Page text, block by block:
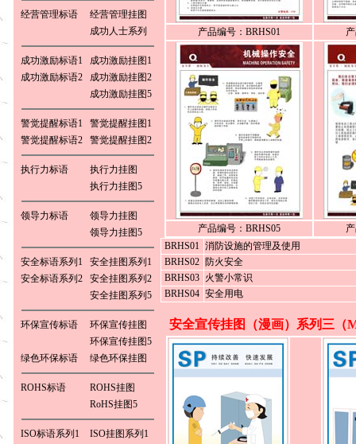
经营管理标语
经营管理挂图
成功人士系列
成功激励标语1
成功激励挂图1
成功激励标语2
成功激励挂图2
成功激励挂图5
警觉提醒标语1
警觉提醒挂图1
警觉提醒标语2
警觉提醒挂图2
执行力标语
执行力挂图
执行力挂图5
领导力标语
领导力挂图
领导力挂图5
安全标语系列1
安全挂图系列1
安全标语系列2
安全挂图系列2
安全挂图系列5
环保宣传标语
环保宣传挂图
环保宣传挂图5
绿色环保标语
绿色环保挂图
ROHS标语
ROHS挂图
RoHS挂图5
ISO标语系列1
ISO挂图系列1
产品编号：BRHS01
产品编号：BRHS05
BRHS01 消防设施的管理及使用
BRHS02 防火安全
BRHS03 火警小常识
BRHS04 安全用电
安全宣传挂图（漫画）系列三（